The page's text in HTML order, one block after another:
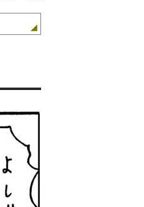
できまったワケ＜4コマ